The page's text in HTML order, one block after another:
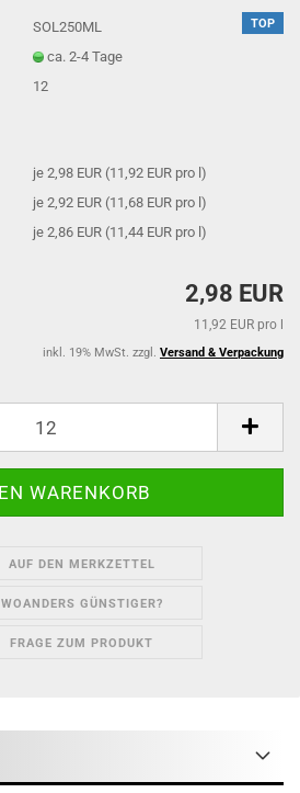
TOP
SOL250ML
ca. 2-4 Tage
12
je 2,98 EUR (11,92 EUR pro l)
je 2,92 EUR (11,68 EUR pro l)
je 2,86 EUR (11,44 EUR pro l)
2,98 EUR
11,92 EUR pro l
inkl. 19% MwSt. zzgl. Versand & Verpackung
AUF DEN MERKZETTEL
WOANDERS GÜNSTIGER?
FRAGE ZUM PRODUKT